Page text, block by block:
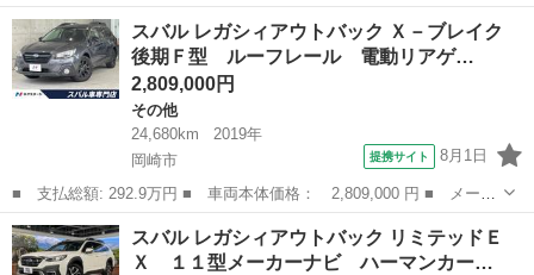
ー名： スバル ■ 車種名： レヴォーグ ■ グレード名： ２．０
ＳＴＩスポーツアイサイト ６ヶ月走行距離無制限保証付 サンルー
フ 後期...
愛知 小牧市
スバル レガシィアウトバック Ｘ－ブレイク
後期Ｆ型 ルーフレール 電動リアゲ…
2,809,000円
その他
24,680km
2019年
岡崎市
提携サイト 8月1日
■ 支払総額: 292.9万円 ■ 車両本体価格： 2,809,000 円 ■ メーカ
ー名： スバル ■ 車種名： レガシィアウトバック ■ グレード
名： Ｘ－ブレイク 後期Ｆ型 ルーフレール 電動リアゲート 禁
煙車 純正...
愛知 岡崎市
スバル レガシィアウトバック リミテッドＥ
Ｘ １１型メーカーナビ ハーマンカー…